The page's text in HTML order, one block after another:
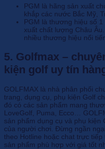
PGM là hãng sản xuất
khắp các nước Bắc Mỹ,
PGM là thương hiệu số
xuất chất lượng Châu
nhiều thương hiệu nổi
5. Golfmax –
kiện golf uy tín
GOLFMAX là nhà phân phối
trang, dụng cụ, phụ kiện Golf
đó có các sản phẩm mang
LoveGolf, Puma, Ecco…
sản phẩm dụng cụ và phụ
của người chơi. Đừng ngần
theo Hotline hoặc chat trực
sản phẩm phù hợp với giá tốt